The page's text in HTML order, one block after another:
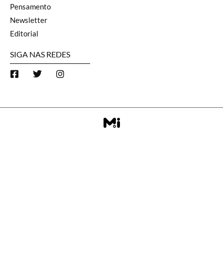
Pensamento
Newsletter
Editorial
SIGA NAS REDES